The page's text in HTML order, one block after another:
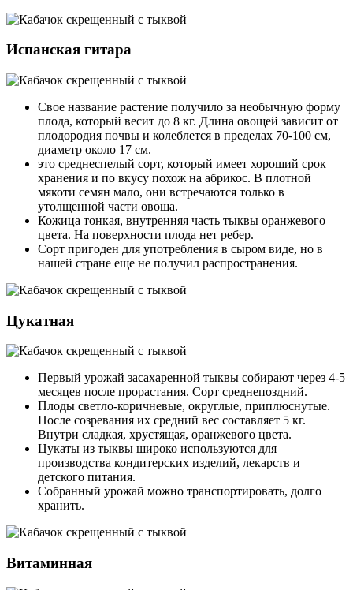
Испанская гитара
Свое название растение получило за необычную форму
плода, который весит до 8 кг. Длина овощей зависит от
плодородия почвы и колеблется в пределах 70-100 см,
диаметр около 17 см.
это среднеспелый сорт, который имеет хороший срок
хранения и по вкусу похож на абрикос. В плотной
мякоти семян мало, они встречаются только в
утолщенной части овоща.
Кожица тонкая, внутренняя часть тыквы оранжевого
цвета. На поверхности плода нет ребер.
Сорт пригоден для употребления в сыром виде, но в
нашей стране еще не получил распространения.
Цукатная
Первый урожай засахаренной тыквы собирают через 4-5
месяцев после прорастания. Сорт среднепоздний.
Плоды светло-коричневые, округлые, приплюснутые.
После созревания их средний вес составляет 5 кг.
Внутри сладкая, хрустящая, оранжевого цвета.
Цукаты из тыквы широко используются для
производства кондитерских изделий, лекарств и
детского питания.
Собранный урожай можно транспортировать, долго
хранить.
Витаминная